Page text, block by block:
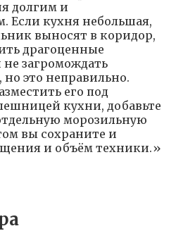
долгим и
Если кухня небольшая,
выносят в коридор,
драгоценные
загромождать
но это неправильно.
его под
кухни, добавьте
морозильную
вы сохраните и
и объём техники.»